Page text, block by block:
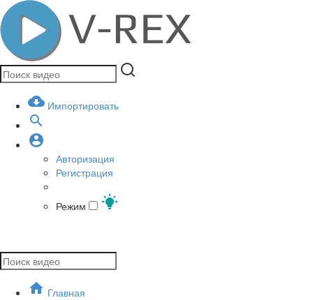
Импортировать
Авторизация
Регистрация
Режим
Главная